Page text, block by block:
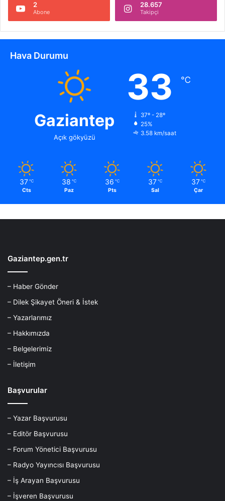
2
Abone
28.657
Takipçi
Hava Durumu
Gaziantep
Açık gökyüzü
33 ℃
37º - 28º
25%
3.58 km/saat
37 ℃
Cts
38 ℃
Paz
36 ℃
Pts
37 ℃
Sal
37 ℃
Çar
Gaziantep.gen.tr
– Haber Gönder
– Dilek Şikayet Öneri & İstek
– Yazarlarımız
– Hakkımızda
– Belgelerimiz
– İletişim
Başvurular
– Yazar Başvurusu
– Editör Başvurusu
– Forum Yönetici Başvurusu
– Radyo Yayıncısı Başvurusu
– İş Arayan Başvurusu
– İşveren Başvurusu